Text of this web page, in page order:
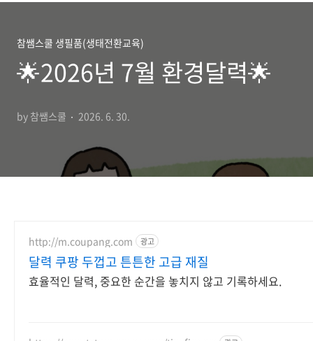
참쌤스쿨 생필품(생태전환교육)
🌟2026년 7월 환경달력🌟
by 참쌤스쿨 2026. 6. 30.
http://m.coupang.com 광고
달력 쿠팡 두껍고 튼튼한 고급 재질
효율적인 달력, 중요한 순간을 놓치지 않고 기록하세요.